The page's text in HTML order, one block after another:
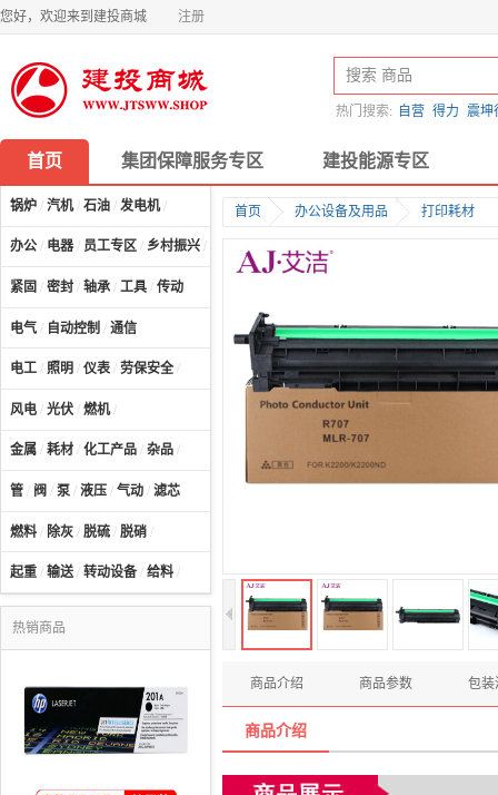
您好，欢迎来到建投商城 注册
热门搜索: 自营 得力 震坤
首页 集团保障服务专区 建投能源专区
锅炉 / 汽机/ 石油 / 发电机/
办公 / 电器 / 员工专区 / 乡村振兴 / 计算机及配件
紧固 / 密封 / 轴承 / 工具 / 传动
电气 / 自动控制 / 通信
电工 / 照明 / 仪表 / 劳保安全 /
风电 / 光伏 / 燃机/
金属 / 耗材 / 化工产品 / 杂品 /
管 / 阀 / 泵 / 液压 / 气动 / 滤芯
燃料 / 除灰 / 脱硫 / 脱硝 /
起重 / 输送/ 转动设备 / 给料 /
热销商品
首页 办公设备及用品 打印耗材
商品介绍 商品参数 包装
商品介绍